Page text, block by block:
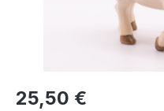
Regulärer Preis:
25,50 €